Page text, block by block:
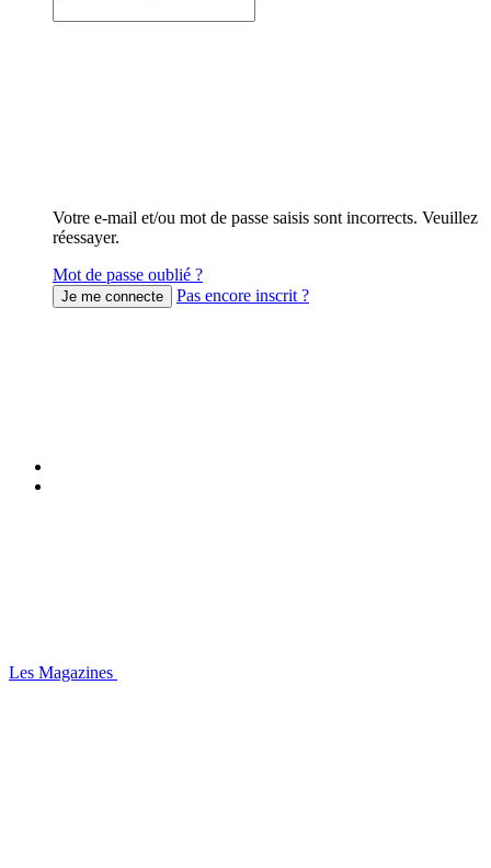
Votre e-mail et/ou mot de passe saisis sont incorrects. Veuillez
réessayer.
Mot de passe oublié ?
Pas encore inscrit ?
Les Magazines